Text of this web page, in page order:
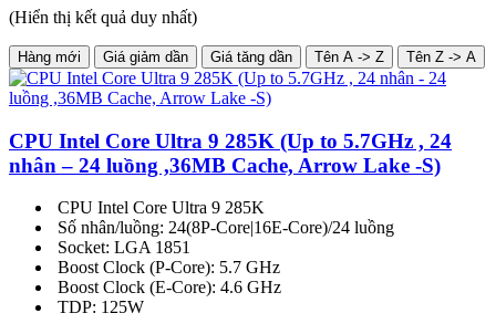
(Hiển thị kết quả duy nhất)
Hàng mới Giá giảm dần Giá tăng dần Tên A -> Z Tên Z -> A
CPU Intel Core Ultra 9 285K (Up to 5.7GHz , 24
nhân – 24 luồng ,36MB Cache, Arrow Lake -S)
CPU Intel Core Ultra 9 285K
Số nhân/luồng: 24(8P-Core|16E-Core)/24 luồng
Socket: LGA 1851
Boost Clock (P-Core): 5.7 GHz
Boost Clock (E-Core): 4.6 GHz
TDP: 125W